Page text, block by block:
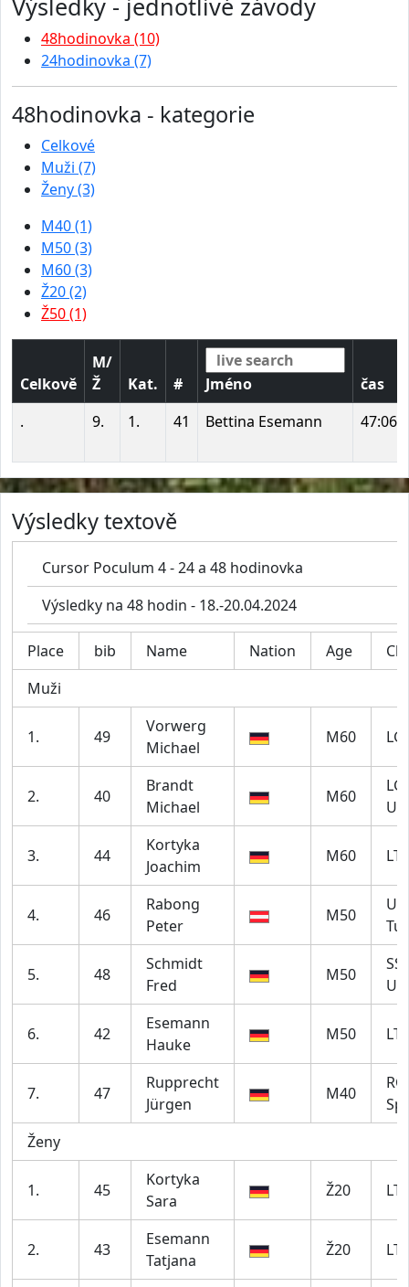
Výsledky - jednotlivé závody
48hodinovka (10)
24hodinovka (7)
48hodinovka - kategorie
Celkové
Muži (7)
Ženy (3)
M40 (1)
M50 (3)
M60 (3)
Ž20 (2)
Ž50 (1)
Celkově
M/
Ž
Kat. # Jméno
čas
.
9. 1. 41 Bettina Esemann
Výsledky textově
Cursor Poculum 4 - 24 a 48 hodinovka
Výsledky na 48 hodin - 18.-20.04.2024
Place bib Name Nation Age
Muži
1. 49
Vorwerg
Michael
M60
2. 40
Brandt
Michael
M60
3. 44
Kortyka
Joachim
M60 LT
4. 46
Rabong
Peter
M50
5. 48
Schmidt
Fred
M50
6. 42
Esemann
Hauke
M50 LT
7. 47
Rupprecht
Jürgen
M40
Ženy
1. 45
Kortyka
Sara
Ž20 LT
2. 43
Esemann
Tatjana
Ž20 LT